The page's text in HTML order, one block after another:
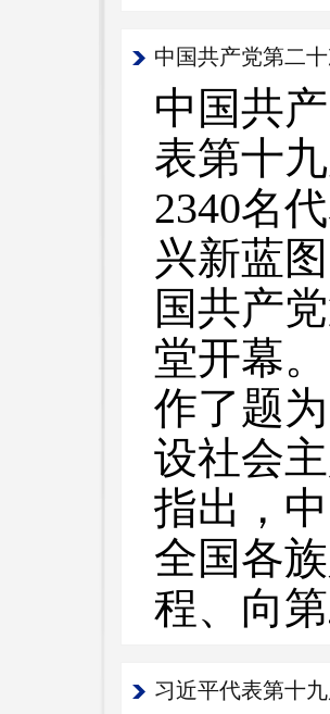
中国共产党第二
中国共
表第十
2340名
兴新蓝
国共产
堂开幕
作了题
设社会
指出，
全国各
程、向
习近平代表第十